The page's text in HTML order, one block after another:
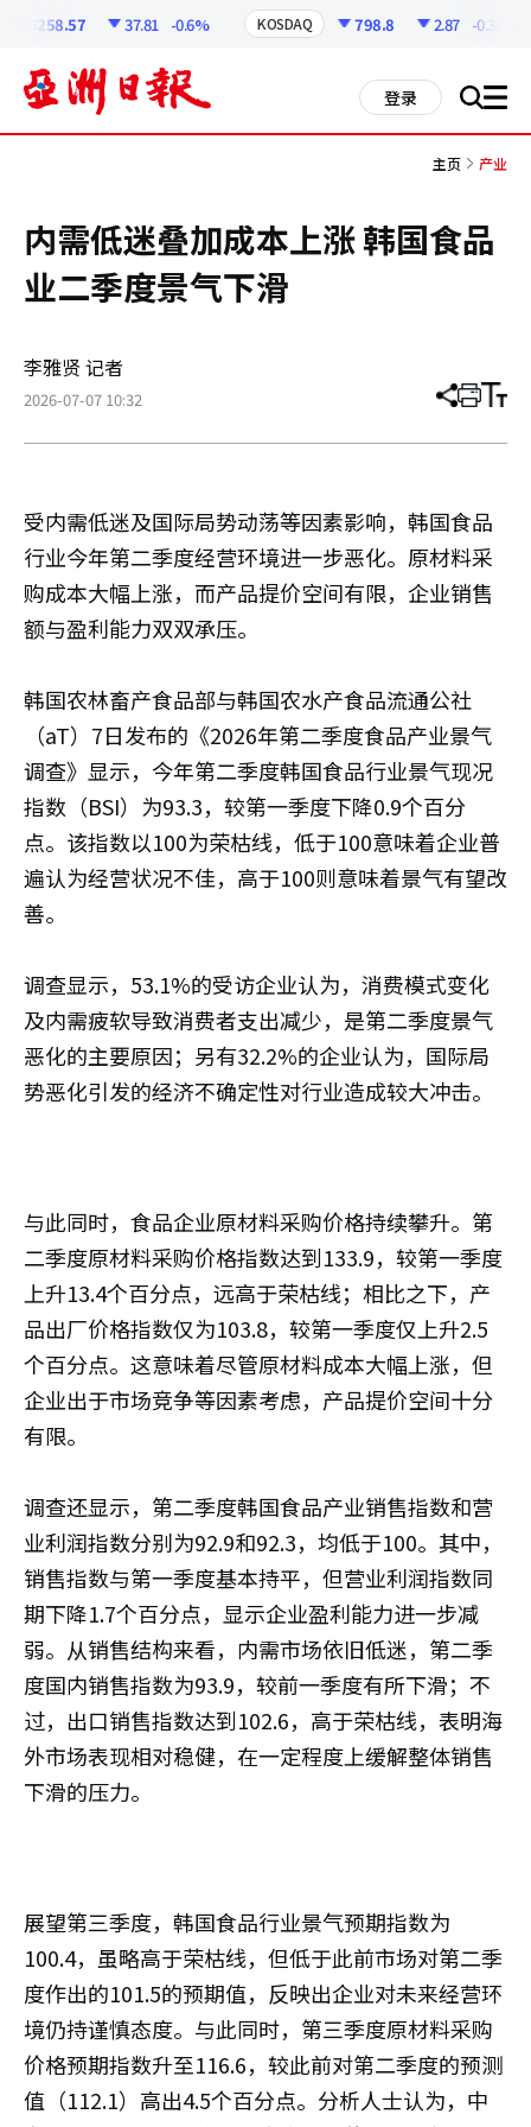
6258.57 37.81 -0.6% KOSDAQ 798.8 2.87 -0.36%
登录 搜 all
主页 产业
内需低迷叠加成本上涨 韩国食品
业二季度景气下滑
李雅贤 记者
2026-07-07 10:32 分
章
打 调
小
受内需低迷及国际局势动荡等因素影响，韩国食品
行业今年第二季度经营环境进一步恶化。原材料采
购成本大幅上涨，而产品提价空间有限，企业销售
额与盈利能力双双承压。
韩国农林畜产食品部与韩国农水产食品流通公社
（aT）7日发布的《2026年第二季度食品产业景气
调查》显示，今年第二季度韩国食品行业景气现况
指数（BSI）为93.3，较第一季度下降0.9个百分
点。该指数以100为荣枯线，低于100意味着企业普
遍认为经营状况不佳，高于100则意味着景气有望改
善。
调查显示，53.1%的受访企业认为，消费模式变化
及内需疲软导致消费者支出减少，是第二季度景气
恶化的主要原因；另有32.2%的企业认为，国际局
势恶化引发的经济不确定性对行业造成较大冲击。
与此同时，食品企业原材料采购价格持续攀升。第
二季度原材料采购价格指数达到133.9，较第一季度
上升13.4个百分点，远高于荣枯线；相比之下，产
品出厂价格指数仅为103.8，较第一季度仅上升2.5
个百分点。这意味着尽管原材料成本大幅上涨，但
企业出于市场竞争等因素考虑，产品提价空间十分
有限。
调查还显示，第二季度韩国食品产业销售指数和营
业利润指数分别为92.9和92.3，均低于100。其中，
销售指数与第一季度基本持平，但营业利润指数同
期下降1.7个百分点，显示企业盈利能力进一步减
弱。从销售结构来看，内需市场依旧低迷，第二季
度国内销售指数为93.9，较前一季度有所下滑；不
过，出口销售指数达到102.6，高于荣枯线，表明海
外市场表现相对稳健，在一定程度上缓解整体销售
下滑的压力。
展望第三季度，韩国食品行业景气预期指数为
100.4，虽略高于荣枯线，但低于此前市场对第二季
度作出的101.5的预期值，反映出企业对未来经营环
境仍持谨慎态度。与此同时，第三季度原材料采购
价格预期指数升至116.6，较此前对第二季度的预测
值（112.1）高出4.5个百分点。分析人士认为，中